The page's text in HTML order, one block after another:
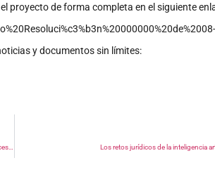
proyecto de forma completa en el siguiente
y documentos sin límites:
Pantallazos de WhatsApp e impresiones de correos electrónicos son pruebas válidas en el proceso disciplinario Los retos jurídicos de la inteligencia